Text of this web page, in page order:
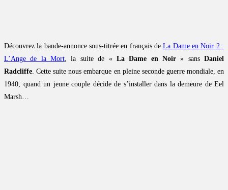
Découvrez la bande-annonce sous-titrée en français deLa Dame en Noir 2 :
L’Ange de la Mort, la suite de « La Dame en Noir» sansDaniel
Radcliffe. Cette suite nous embarque en pleine seconde guerre mondiale, en
1940, quand un jeune couple décide de s’installer dans la demeure de Eel
Marsh…